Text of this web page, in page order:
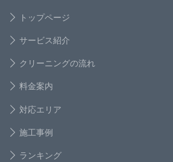
トップページ
サービス紹介
クリーニングの流れ
料金案内
対応エリア
施工事例
ランキング